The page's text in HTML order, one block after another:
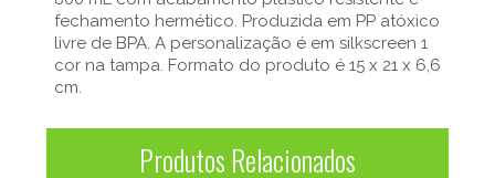
fechamento hermético. Produzida em PP atóxico
livre de BPA. A personalização é em silkscreen 1
cor na tampa. Formato do produto é 15 x 21 x 6,6
cm.
Produtos Relacionados